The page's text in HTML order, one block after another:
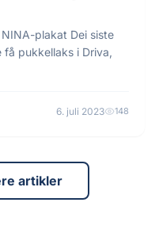
plakat Dei siste
pukkellaks i Driva,
6. juli 2023 148
artikler